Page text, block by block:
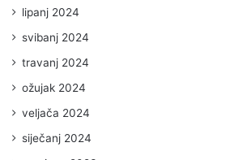
lipanj 2024
svibanj 2024
travanj 2024
ožujak 2024
veljača 2024
siječanj 2024